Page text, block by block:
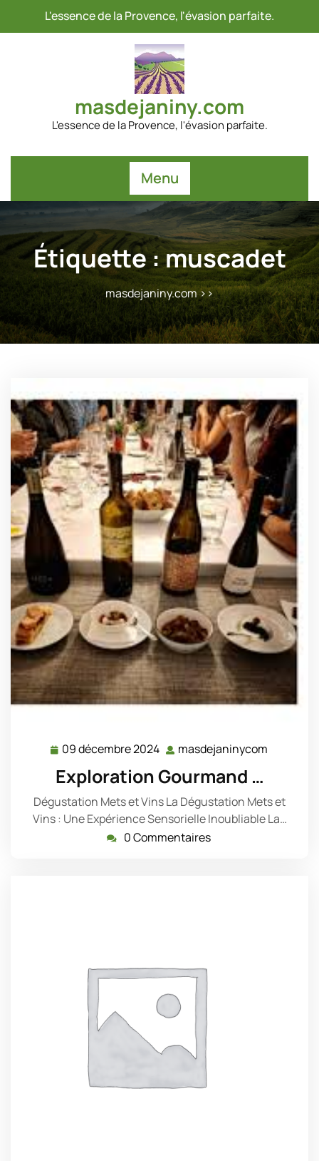
L'essence de la Provence, l'évasion parfaite.
masdejaniny.com
L'essence de la Provence, l'évasion parfaite.
Menu
Étiquette :muscadet
masdejaniny.com>>
09 décembre 2024 09
décembre
2024
masdejaninycom
Exploration Gourmand …
Dégustation Mets et Vins La Dégustation Mets et
Vins : Une Expérience Sensorielle Inoubliable La…
0 Commentaires